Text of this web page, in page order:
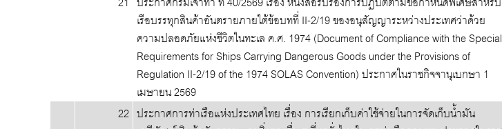
เรือบรรทุกสินค้าอันตรายภายใต้ข้อบทที่ II-2/19 ของอนุสัญญาระหว่างประเทศว่าด้วย
ความปลอดภัยแห่งชีวิตในทะเล ค.ศ. 1974 (Document of Compliance with the Special
Requirements for Ships Carrying Dangerous Goods under the Provisions of
Regulation II-2/19 of the 1974 SOLAS Convention) ประกาศในราชกิจจานุเบกษา 1
เมษายน 2569
22 ประกาศการท่าเรือแห่งประเทศไทย เรื่อง การเรียกเก็บค่าใช้จ่ายในการจัดเก็บน้ำมัน